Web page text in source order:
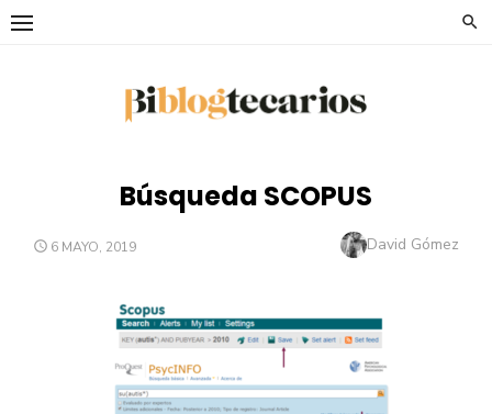
Saltar
Búsqueda SCOPUS
PUBLICADO
6 MAYO, 2019 Autor
David Gómez